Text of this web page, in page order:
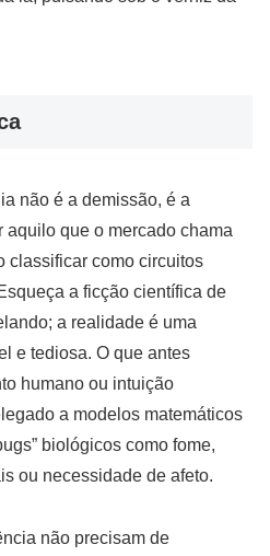
não é a demissão, é a
que o mercado chama
classificar como circuitos
a ficção científica de
a realidade é uma
e tediosa. O que antes
humano ou intuição
a modelos matemáticos
biológicos como fome,
ou necessidade de afeto.
não precisam de